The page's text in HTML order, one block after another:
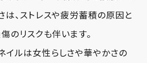
は、ストレスや疲労蓄積の原因と
のリスクも伴います。
イルは女性らしさや華やかさの